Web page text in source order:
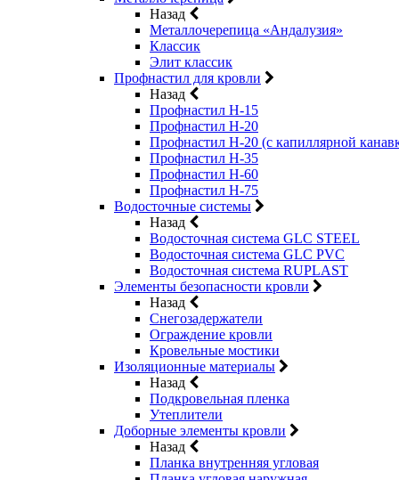
Назад
Металлочерепица «Андалузия»
Классик
Элит классик
Профнастил для кровли
Назад
Профнастил Н-15
Профнастил Н-20
Профнастил Н-20 (с капиллярной
Профнастил Н-35
Профнастил Н-60
Профнастил Н-75
Водосточные системы
Назад
Водосточная система GLC STEEL
Водосточная система GLC PVC
Водосточная система RUPLAST
Элементы безопасности кровли
Назад
Снегозадержатели
Ограждение кровли
Кровельные мостики
Изоляционные материалы
Назад
Подкровельная пленка
Утеплители
Доборные элементы кровли
Назад
Планка внутренняя угловая